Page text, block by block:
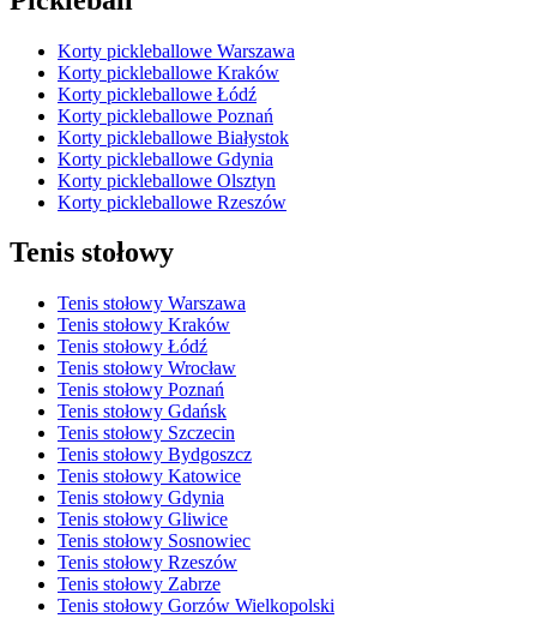
Korty pickleballowe Warszawa
Korty pickleballowe Kraków
Korty pickleballowe Łódź
Korty pickleballowe Poznań
Korty pickleballowe Białystok
Korty pickleballowe Gdynia
Korty pickleballowe Olsztyn
Korty pickleballowe Rzeszów
Tenis stołowy
Tenis stołowy Warszawa
Tenis stołowy Kraków
Tenis stołowy Łódź
Tenis stołowy Wrocław
Tenis stołowy Poznań
Tenis stołowy Gdańsk
Tenis stołowy Szczecin
Tenis stołowy Bydgoszcz
Tenis stołowy Katowice
Tenis stołowy Gdynia
Tenis stołowy Gliwice
Tenis stołowy Sosnowiec
Tenis stołowy Rzeszów
Tenis stołowy Zabrze
Tenis stołowy Gorzów Wielkopolski